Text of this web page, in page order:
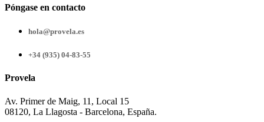
Póngase en contacto
hola@provela.es
+34 (935) 04-83-55
Provela
Av. Primer de Maig, 11, Local 15
08120, La Llagosta - Barcelona, España.